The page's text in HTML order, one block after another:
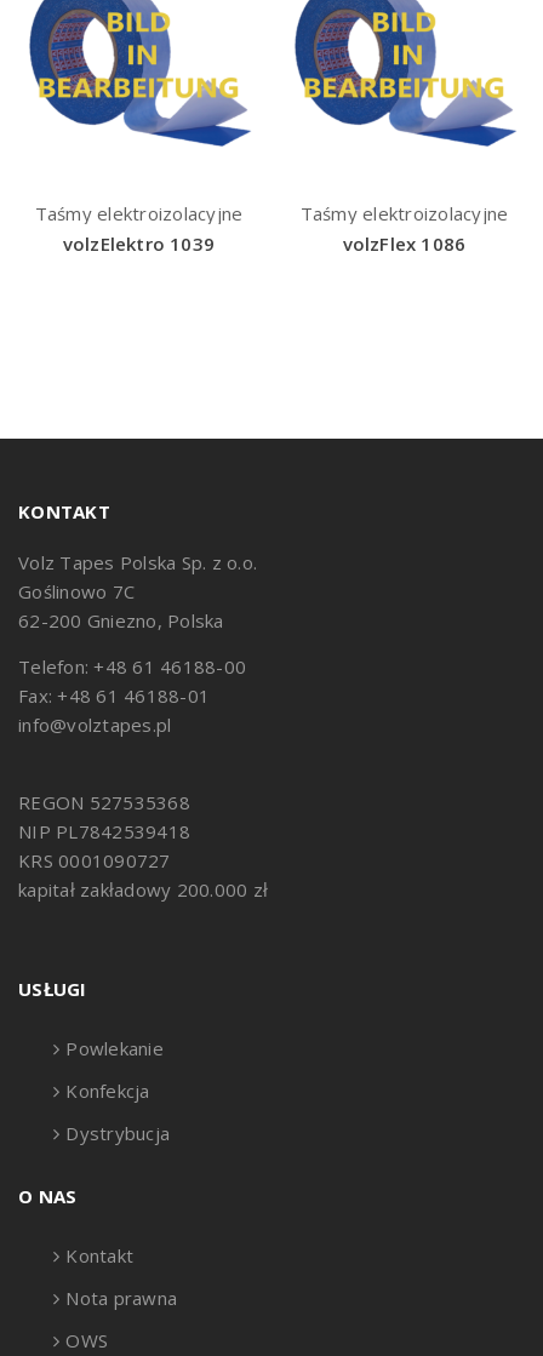
Taśmy elektroizolacyjne
volzElektro 1039
Taśmy elektroizolacyjne
volzFlex 1086
KONTAKT
Volz Tapes Polska Sp. z o.o.
Goślinowo 7C
62-200 Gniezno, Polska
Telefon: +48 61 46188-00
Fax: +48 61 46188-01
info@volztapes.pl
REGON 527535368
NIP PL7842539418
KRS 0001090727
kapitał zakładowy 200.000 zł
USŁUGI
Powlekanie
Konfekcja
Dystrybucja
O NAS
Kontakt
Nota prawna
OWS